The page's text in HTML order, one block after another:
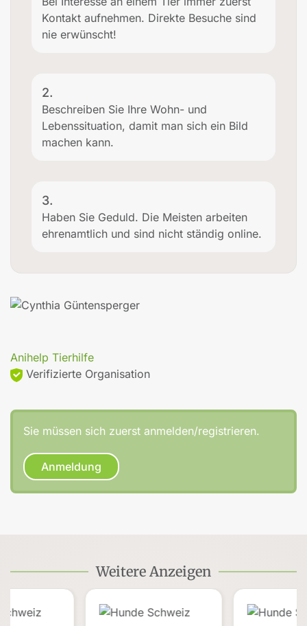
Kontakt aufnehmen. Direkte Besuche sind
nie erwünscht!
2.
Beschreiben Sie Ihre Wohn- und
Lebenssituation, damit man sich ein Bild
machen kann.
3.
Haben Sie Geduld. Die Meisten arbeiten
ehrenamtlich und sind nicht ständig online.
Anihelp Tierhilfe
Verifizierte Organisation
Sie müssen sich zuerst anmelden/registrieren.
Anmeldung
Weitere Anzeigen